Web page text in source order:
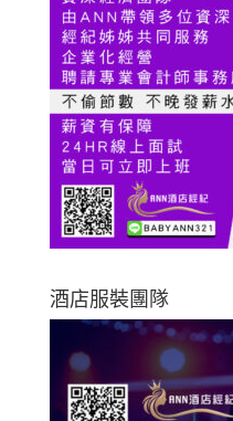
酒店服裝團隊